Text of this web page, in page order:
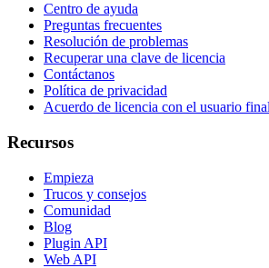
Centro de ayuda
Preguntas frecuentes
Resolución de problemas
Recuperar una clave de licencia
Contáctanos
Política de privacidad
Acuerdo de licencia con el usuario final
Recursos
Empieza
Trucos y consejos
Comunidad
Blog
Plugin API
Web API